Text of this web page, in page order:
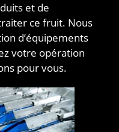
et de
ce fruit. Nous
d’équipements
votre opération
pour vous.